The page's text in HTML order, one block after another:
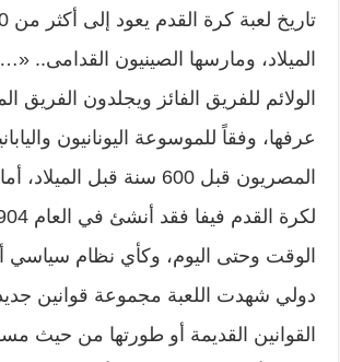
الميلاد، ومارسها الصينيون القدامى..
الولائم للفريق الفائز ويجلدون الفريق
عرفها، وفقاً للموسوعة اليونانيون
المصريون قبل 600 سنة قبل
الوقت وحتى اليوم، وكأي نظام سياسي
دولي شهدت اللعبة مجموعة قوانين
القوانين القديمة أو طورتها من حيث